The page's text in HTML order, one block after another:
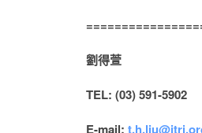
劉得萱
TEL: (03) 591-5902
E-mail: